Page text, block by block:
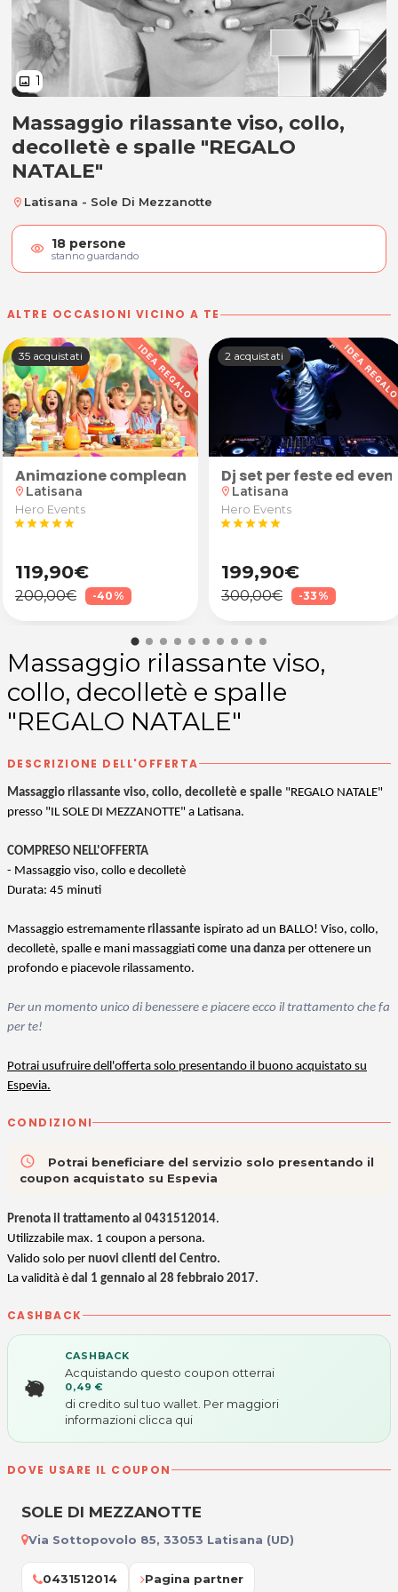
image 1
Massaggio rilassante viso, collo,
Massaggio rilassante viso, collo,
decolletè e spalle "REGALO
NATALE"
location_on Latisana - Sole Di Mezzanotte
visibility 18 persone
stanno guardando
ALTRE OCCASIONI VICINO A TE
e drenante
35 acquistati
Animazione compleanno bambini
location_on Latisana
Hero Events
starstarstarstarstar
119,90€
200,00€ -40%
2 acquistati
Dj set per feste ed
location_on Latisana
Hero Events
starstarstarstarstar
199,90€
300,00€ -33%
Massaggio rilassante viso,
collo, decolletè e spalle
"REGALO NATALE"
DESCRIZIONE DELL'OFFERTA
Massaggio rilassante viso, collo, decolletè e spalle "REGALO NATALE"
presso "IL SOLE DI MEZZANOTTE" a Latisana.
COMPRESO NELL'OFFERTA
- Massaggio viso, collo e decolletè
Durata: 45 minuti
Massaggio estremamente rilassante ispirato ad un BALLO! Viso, collo,
decolletè, spalle e mani massaggiati come una danza per ottenere un
profondo e piacevole rilassamento.
Per un momento unico di benessere e piacere ecco il trattamento che fa
per te!
Potrai usufruire dell'offerta solo presentando il buono acquistato su
Espevia.
CONDIZIONI
access_time
Potrai beneficiare del servizio solo presentando il
coupon acquistato su Espevia
Prenota il trattamento al 0431512014.
Utilizzabile max. 1 coupon a persona.
Valido solo per nuovi clienti del Centro.
La validità è dal 1 gennaio al 28 febbraio 2017.
CASHBACK
CASHBACK
Acquistando questo coupon otterrai
0,49 €
di credito sul tuo wallet. Per maggiori
informazioni clicca qui
DOVE USARE IL COUPON
SOLE DI MEZZANOTTE
Via Sottopovolo 85, 33053 Latisana (UD)
0431512014 Pagina partner